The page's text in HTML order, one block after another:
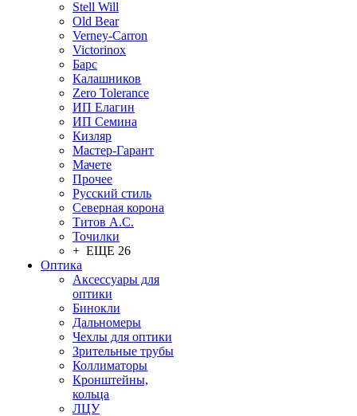
Stell Will
Old Bear
Verney-Carron
Victorinox
Барс
Калашников
Zero Tolerance
ИП Елагин
ИП Семина
Кизляр
Мастер-Гарант
Мачете
Прочее
Русский стиль
Северная корона
Титов А.С.
Точилки
+ ЕЩЕ 26
Оптика
Аксессуары для
оптики
Бинокли
Дальномеры
Чехлы для оптики
Зрительные трубы
Коллиматоры
Кронштейны,
кольца
ЛЦУ